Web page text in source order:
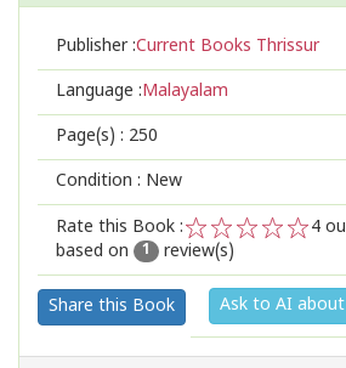
Publisher :Current Books Thrissur
Language :Malayalam
Page(s) : 250
Condition : New
Rate this Book :
2
1
4
based on
1 review(s)
Share this Book Ask to AI